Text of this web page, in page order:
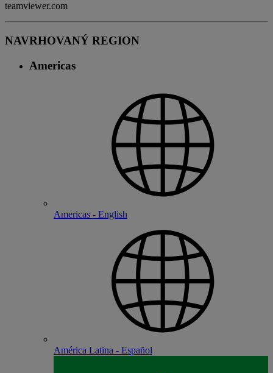
teamviewer.com
NAVRHOVANÝ REGION
Americas
Americas - English
América Latina - Español